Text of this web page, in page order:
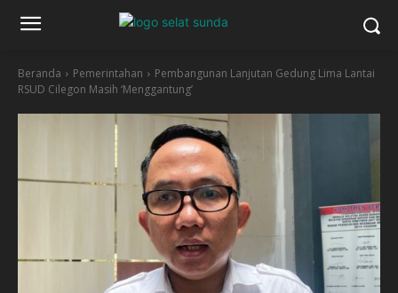
Beranda Pemerintahan
Pembangunan Lanjutan Gedung Lima Lantai
RSUD Cilegon Masih ‘Menggantung’